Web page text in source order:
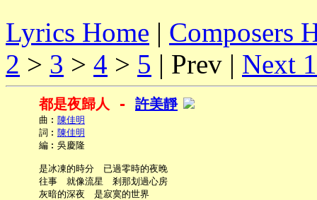
Lyrics Home | Composers
2 > 3 > 4 > 5 | Prev | Next
都是夜歸人 - 許美靜
     曲︰
陳佳明
     詞︰
陳佳明
     編︰吳慶隆
     是冰凍的時分　已過零時的夜晚
     往事　就像流星　剎那划過心房
     灰暗的深夜　是寂寞的世界